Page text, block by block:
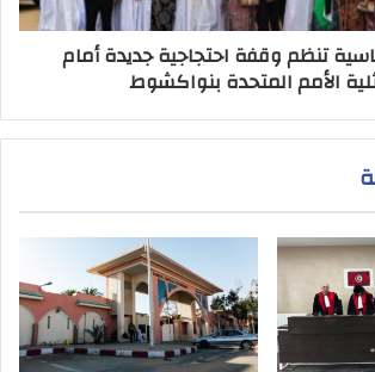
تنظم وقفة احتجاجية جديدة أمام
الأمم المتحدة بنواكشوط